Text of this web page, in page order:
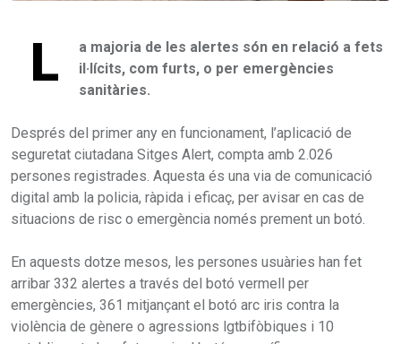
L
a majoria de les alertes són en relació a fets
il·lícits, com furts, o per emergències
sanitàries.
Després del primer any en funcionament, l’aplicació de
seguretat ciutadana Sitges Alert, compta amb 2.026
persones registrades. Aquesta és una via de comunicació
digital amb la policia, ràpida i eficaç, per avisar en cas de
situacions de risc o emergència només prement un botó.
En aquests dotze mesos, les persones usuàries han fet
arribar 332 alertes a través del botó vermell per
emergències, 361 mitjançant el botó arc iris contra la
violència de gènere o agressions lgtbifòbiques i 10